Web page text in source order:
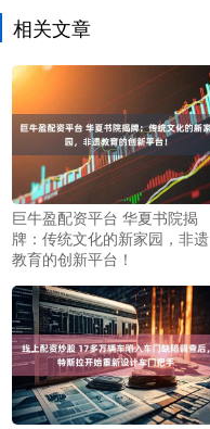
相关文章
巨牛盈配资平台 华夏书院揭
牌：传统文化的新家园，非遗
教育的创新平台！